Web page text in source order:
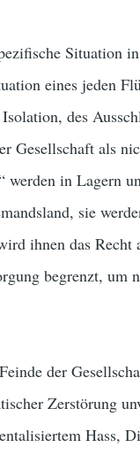
Situation
eines jeden
des
Gesellschaft als
werden in Lagern
sie
ihnen das
begrenzt, um
der
Zerstörung
Hass,